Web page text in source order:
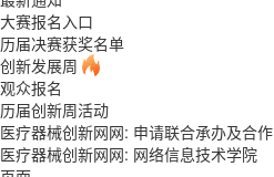
大赛报名入口
历届决赛获奖名单
创新发展周
观众报名
历届创新周活动
医疗器械创新网网: 申请联合承办及合作
医疗器械创新网网: 网络信息技术学院